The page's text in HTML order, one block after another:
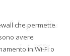
che permette
avere
in Wi-Fi o